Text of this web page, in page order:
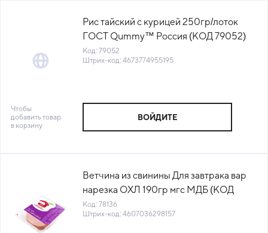
Рис тайский с курицей 250гр/лоток
ГОСТ Qummy™ Россия (КОД 79052)
(-18°С)
Код: 79052
Штрих-код: 4673774955195
Чтобы
добавить товар
в корзину
ВОЙДИТЕ
Ветчина из свинины Для завтрака вар
нарезка ОХЛ 190гр мгс МДБ (КОД
78136) (0°С)
Код: 78136
Штрих-код: 4607036298157